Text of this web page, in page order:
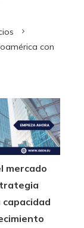
con
mercado